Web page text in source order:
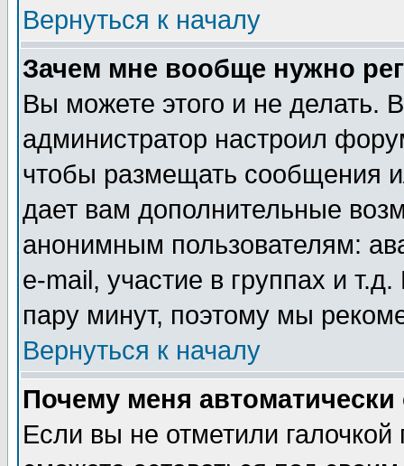
Вернуться к началу
Зачем мне вообще нужно
Вы можете этого и не делать.
администратор настроил
чтобы размещать сообщения
дает вам дополнительные
анонимным пользователям:
e-mail, участие в группах и
пару минут, поэтому мы
Вернуться к началу
Почему меня автоматически
Если вы не отметили галочкой